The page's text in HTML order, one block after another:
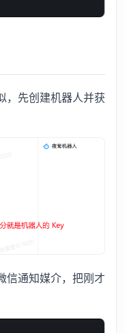
，先创建机器人并获
信通知媒介，把刚才